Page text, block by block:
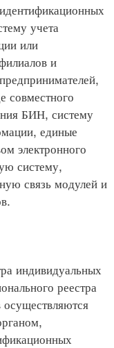
учета
или
и
совместного
БИН, систему
единые
электронного
систему,
связь модулей и
индивидуальных
реестра